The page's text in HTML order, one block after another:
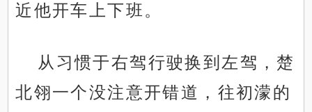
近他开车上下班。
从习惯于右驾行驶换到左驾，楚
北翎一个没注意开错道，往初濛的